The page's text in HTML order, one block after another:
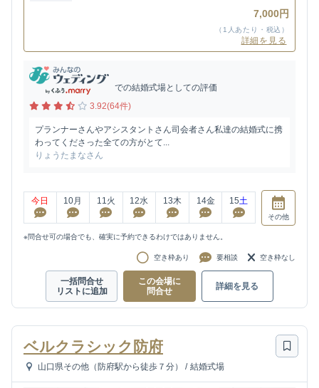
7,000円
（1人あたり・税込）
詳細を見る
での結婚式場としての評価
3.92(64件)
プランナーさんやアシスタントさん司会者さん私達の結婚式に携
わってくださった全ての方がとて...
りょうたまなさん
今日 10月 11火 12水 13木 14金 15土
その他
※問合せ可の場合でも、確実に予約できるわけではありません。
空き枠あり 要相談 空き枠なし
一括問合せ
リストに追加
この会場に
問合せ
詳細を見る
ベルクラシック防府
山口県その他（防府駅から徒歩７分） / 結婚式場